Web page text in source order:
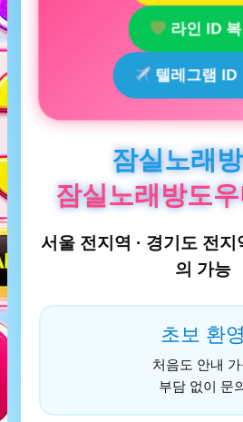
라인 ID
텔레그램 ID
잠실노래
잠실노래방도
서울 전지역 · 경기도 전
의 가능
초보 환영
처음도 안내
부담 없이 문